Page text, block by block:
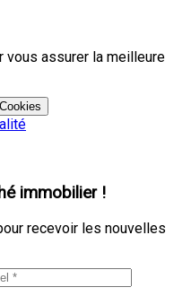
vous assurer la meilleure
immobilier !
recevoir les nouvelles